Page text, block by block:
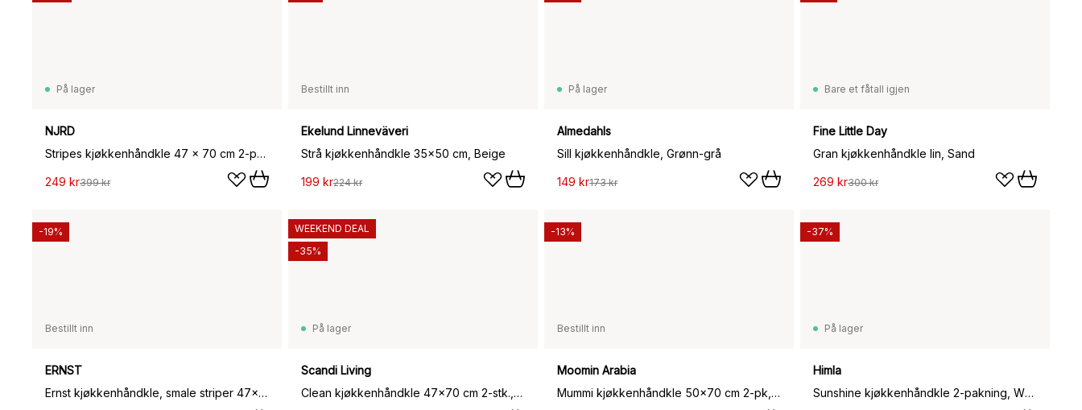
På lager
NJRD
Stripes kjøkkenhåndkle 47 x 70 cm 2-pakning, Hvit
249 kr399 kr
Bestillt inn
Ekelund Linneväveri
Strå kjøkkenhåndkle 35x50 cm, Beige
199 kr224 kr
På lager
Almedahls
Sill kjøkkenhåndkle, Grønn-grå
149 kr173 kr
Bare et fåtall igjen
Fine Little Day
Gran kjøkkenhåndkle lin, Sand
269 kr300 kr
Bestillt inn
ERNST
Ernst kjøkkenhåndkle, smale striper 47x70 cm, Salvie, hvit
-19%
På lager
Scandi Living
Clean kjøkkenhåndkle 47x70 cm 2-stk., Greige
WEEKEND DEAL
-35%
Bestillt inn
Moomin Arabia
Mummi kjøkkenhåndkle 50x70 cm 2-pk, Husarbeid
-13%
På lager
Himla
Sunshine kjøkkenhåndkle 2-pakning, White
-37%